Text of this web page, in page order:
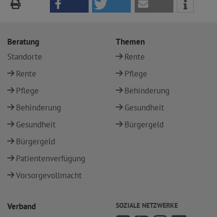
Beratung
Standorte
Rente
Pflege
Behinderung
Gesundheit
Bürgergeld
Patientenverfügung
Vorsorgevollmacht
Themen
Rente
Pflege
Behinderung
Gesundheit
Bürgergeld
Verband
SOZIALE NETZWERKE